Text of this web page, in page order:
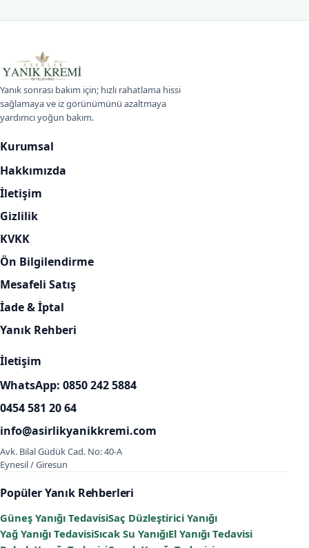
Asırlık Yanık Kremi
Yanık sonrası bakım için; hızlı rahatlama hissi
sağlamaya ve iz görünümünü azaltmaya
yardımcı yoğun bakım.
Kurumsal
Hakkımızda
İletişim
Gizlilik
KVKK
Ön Bilgilendirme
Mesafeli Satış
İade & İptal
Yanık Rehberi
İletişim
WhatsApp: 0850 242 5884
0454 581 20 64
info@asirlikyanikkremi.com
Avk. Bilal Güdük Cad. No: 40-A
Eynesil / Giresun
Popüler Yanık Rehberleri
Güneş Yanığı TedavisiSaç Düzleştirici Yanığı
Yağ Yanığı TedavisiSıcak Su YanığıEl Yanığı Tedavisi